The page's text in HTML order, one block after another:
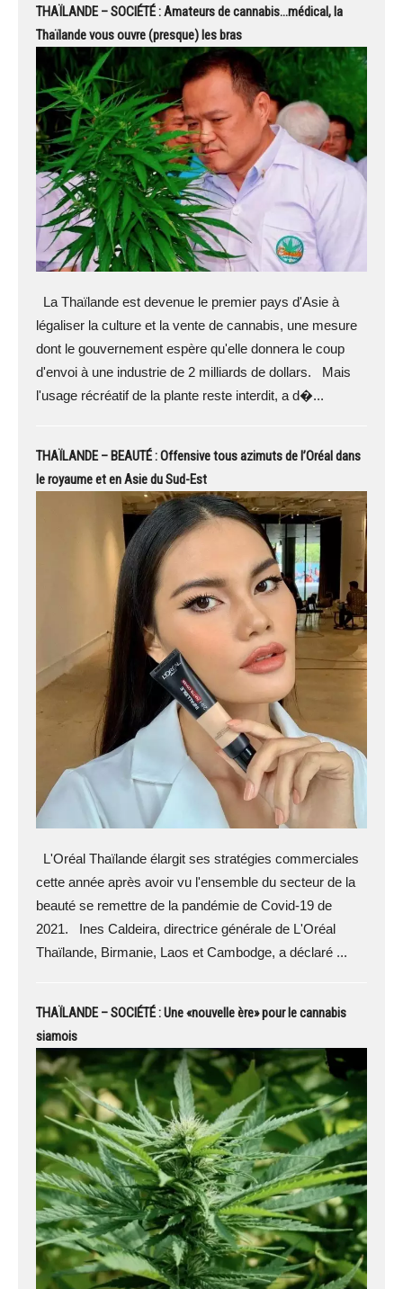
THAÏLANDE – SOCIÉTÉ : Amateurs de cannabis…médical, la
Thaïlande vous ouvre (presque) les bras
La Thaïlande est devenue le premier pays d'Asie à
légaliser la culture et la vente de cannabis, une mesure
dont le gouvernement espère qu'elle donnera le coup
d'envoi à une industrie de 2 milliards de dollars. Mais
l'usage récréatif de la plante reste interdit, a d�...
THAÏLANDE – BEAUTÉ : Offensive tous azimuts de l’Oréal dans
le royaume et en Asie du Sud-Est
L'Oréal Thaïlande élargit ses stratégies commerciales
cette année après avoir vu l'ensemble du secteur de la
beauté se remettre de la pandémie de Covid-19 de
2021. Ines Caldeira, directrice générale de L'Oréal
Thaïlande, Birmanie, Laos et Cambodge, a déclaré ...
THAÏLANDE – SOCIÉTÉ : Une «nouvelle ère» pour le cannabis
siamois